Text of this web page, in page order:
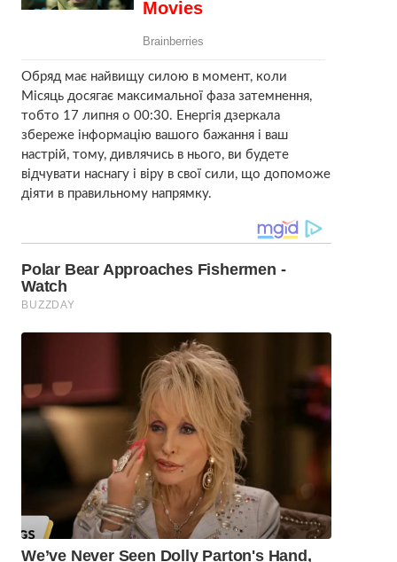
Обряд має найвищу силою в момент, коли
Місяць досягає максимальної фаза затемнення,
тобто 17 липня о 00:30. Енергія дзеркала
збереже інформацію вашого бажання і ваш
настрій, тому, дивлячись в нього, ви будете
відчувати наснагу і віру в свої сили, що допоможе
діяти в правильному напрямку.